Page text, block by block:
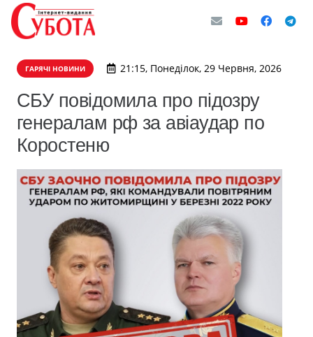
ГАРЯЧІ НОВИНИ 21:15, Понеділок, 29 Червня, 2026
СБУ повідомила про підозру
генералам рф за авіаудар по
Коростеню